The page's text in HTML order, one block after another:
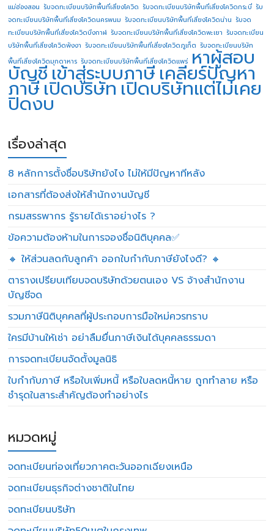
แม่ฮ่องสอน รับจดทะเบียนบริษัทพื้นที่เสี่ยงโควิด รับจดทะเบียนบริษัทพื้นที่เสี่ยงโควิดกระบี่ รับ
จดทะเบียนบริษัทพื้นที่เสี่ยงโควิดนครพนม รับจดทะเบียนบริษัทพื้นที่เสี่ยงโควิดน่าน รับจด
ทะเบียนบริษัทพื้นที่เสี่ยงโควิดบึงกาฬ รับจดทะเบียนบริษัทพื้นที่เสี่ยงโควิดพะเยา รับจดทะเบียน
บริษัทพื้นที่เสี่ยงโควิดพังงา รับจดทะเบียนบริษัทพื้นที่เสี่ยงโควิดภูเก็ต รับจดทะเบียนบริษัท
พื้นที่เสี่ยงโควิดมุกดาหาร รับจดทะเบียนบริษัทพื้นที่เสี่ยงโควิดแพร่ หาผู้สอบ
บัญชี เข้าสู่ระบบภาษี เคลียร์ปัญหา
ภาษีเปิดบริษัทเปิดบริษัทแต่ไม่เคย
ปิดงบ
เรื่องล่าสุด
8 หลักการตั้งชื่อบริษัทยังไง ไม่ให้มีปัญหาทีหลัง
เอกสารที่ต้องส่งให้สำนักงานบัญชี
กรมสรรพากร รู้รายได้เราอย่างไร ?
ข้อความต้องห้ามในการจองชื่อนิติบุคคล✅
🔸 ให้ส่วนลดกับลูกค้า ออกใบกำกับภาษียังไงดี? 🔸
ตารางเปรียบเทียบจดบริษัทด้วยตนเอง VS จ้างสำนักงาน
บัญชีจด
รวมภาษีนิติบุคคลที่ผู้ประกอบการมือใหม่ควรทราบ
ใครมีบ้านให้เช่า อย่าลืมยื่นภาษีเงินได้บุคคลธรรมดา
การจดทะเบียนจัดตั้งมูลนิธิ
ใบกำกับภาษี หรือใบเพิ่มหนี้ หรือใบลดหนี้หาย ถูกทำลาย หรือ
ชำรุดในสาระสำคัญต้องทำอย่างไร
หมวดหมู่
จดทะเบียนท่องเที่ยวภาคตะวันออกเฉียงเหนือ
จดทะเบียนธุรกิจต่างชาติในไทย
จดทะเบียนบริษัท